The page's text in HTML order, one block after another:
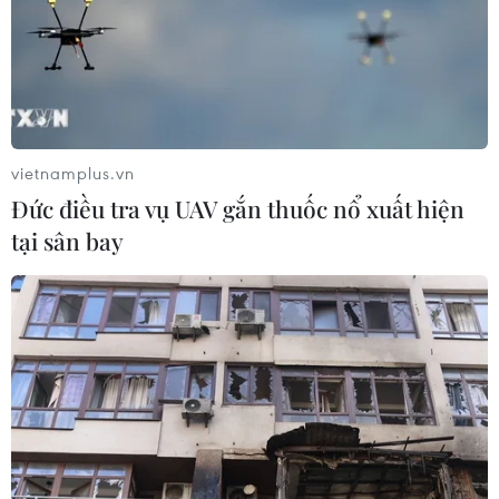
Tấn/TTXVN)
Kết luận nội dung này, Phó Chủ tịch Quốc hội Vũ
Hồng Thanh đề nghị Chính phủ chỉ đạo cơ quan
soạn thảo tập trung vào một số nhóm nhiệm vụ
trọng tâm. Trong đó, Chính phủ nghiên cứu
"khu trú" phạm vi sửa đổi Luật Quy hoạch hiện
vietnamplus.vn
Đức điều tra vụ UAV gắn thuốc nổ xuất hiện
tại sân bay